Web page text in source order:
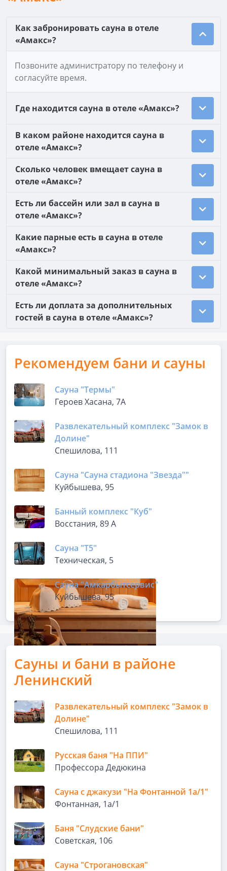
Как забронировать сауна в отеле
«Амакс»?
Позвоните администратору по телефону и
согласуйте время.
Где находится сауна в отеле «Амакс»?
В каком районе находится сауна в
отеле «Амакс»?
Сколько человек вмещает сауна в
отеле «Амакс»?
Есть ли бассейн или зал в сауна в
отеле «Амакс»?
Какие парные есть в сауна в отеле
«Амакс»?
Какой минимальный заказ в сауна в
отеле «Амакс»?
Есть ли доплата за дополнительных
гостей в сауна в отеле «Амакс»?
Рекомендуем бани и сауны
Сауна "Термы"
Героев Хасана, 7А
Развлекательный комплекс "Замок в
Долине"
Спешилова, 111
Сауна "Сауна стадиона "Звезда""
Куйбышева, 95
Банный комплекс "Куб"
Восстания, 89 А
Сауна "Т5"
Техническая, 5
Сауна "Амкарбытсервис"
Куйбышева, 95
Сауны и бани в районе
Ленинский
Развлекательный комплекс "Замок в
Долине"
Спешилова, 111
Русская баня "На ППИ"
Профессора Дедюкина
Сауна с джакузи "На Фонтанной 1а/1"
Фонтанная, 1а/1
Баня "Слудские бани"
Советская, 106
Сауна "Строгановская"